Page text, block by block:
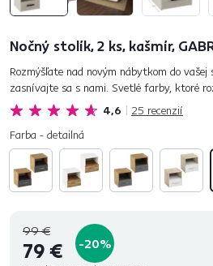
Nočný stolík, 2 ks, kašmír,
4,6 25 recenzií
Rozmýšľate nad novým nábytkom do vašej
zasnívajte sa s nami. Svetlé farby, ktoré
stabilný materiál. Trendový dizajn, ktorý sa
Farba - detailná
99 €
79 € -20%